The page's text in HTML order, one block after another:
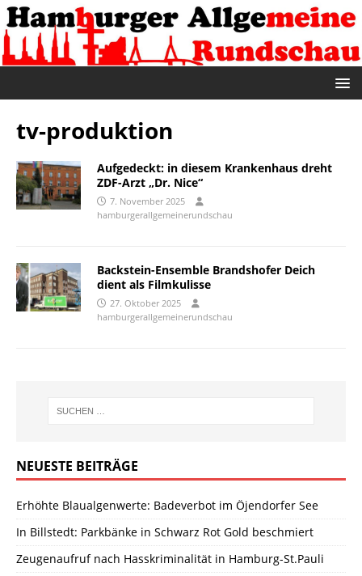
tv-produktion
Aufgedeckt: in diesem Krankenhaus dreht
ZDF-Arzt „Dr. Nice“
7. November 2025
hamburgerallgemeinerundschau
Backstein-Ensemble Brandshofer Deich
dient als Filmkulisse
27. Oktober 2025
hamburgerallgemeinerundschau
NEUESTE BEITRÄGE
Erhöhte Blaualgenwerte: Badeverbot im Öjendorfer See
In Billstedt: Parkbänke in Schwarz Rot Gold beschmiert
Zeugenaufruf nach Hasskriminalität in Hamburg-St.Pauli